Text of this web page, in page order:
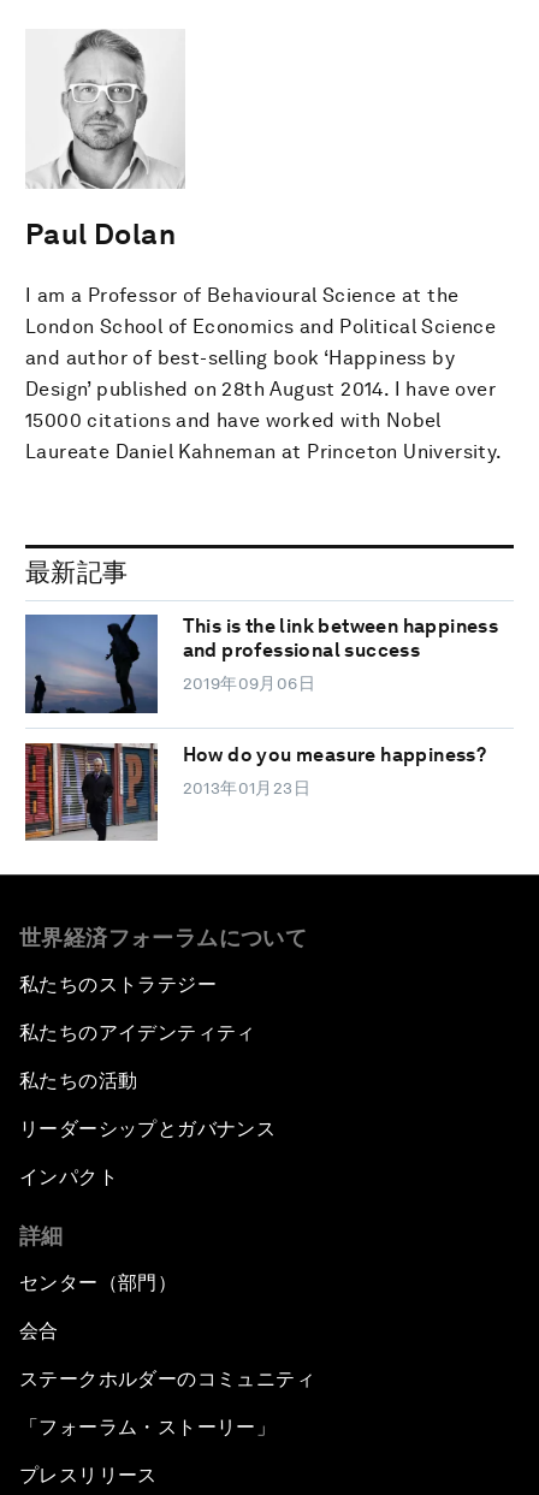
Paul Dolan
I am a Professor of Behavioural Science at the
London School of Economics and Political Science
and author of best-selling book ‘Happiness by
Design’ published on 28th August 2014. I have over
15000 citations and have worked with Nobel
Laureate Daniel Kahneman at Princeton University.
最新記事
This is the link between happiness
and professional success
2019年09月06日
How do you measure happiness?
2013年01月23日
世界経済フォーラムについて
私たちのストラテジー
私たちのアイデンティティ
私たちの活動
リーダーシップとガバナンス
インパクト
詳細
センター（部門）
会合
ステークホルダーのコミュニティ
「フォーラム・ストーリー」
プレスリリース